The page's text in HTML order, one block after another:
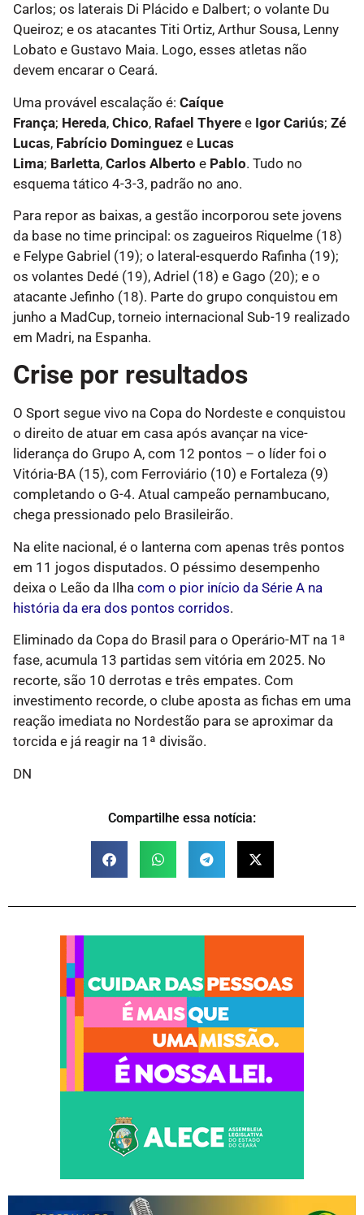
Carlos; os laterais Di Plácido e Dalbert; o volante Du
Queiroz; e os atacantes Titi Ortiz, Arthur Sousa, Lenny
Lobato e Gustavo Maia. Logo, esses atletas não
devem encarar o Ceará.
Uma provável escalação é: Caíque
França; Hereda, Chico, Rafael Thyere e Igor Cariús; Zé
Lucas, Fabrício Dominguez e Lucas
Lima; Barletta, Carlos Alberto e Pablo. Tudo no
esquema tático 4-3-3, padrão no ano.
Para repor as baixas, a gestão incorporou sete jovens
da base no time principal: os zagueiros Riquelme (18)
e ⁠⁠Felype Gabriel (19); o lateral-esquerdo ⁠Rafinha (19);
os volantes ⁠Dedé (19), ⁠Adriel (18) e ⁠Gago (20); e o
atacante ⁠Jefinho (18). Parte do grupo conquistou em
junho a MadCup, torneio internacional Sub-19 realizado
em Madri, na Espanha.
Crise por resultados
O Sport segue vivo na Copa do Nordeste e conquistou
o direito de atuar em casa após avançar na vice-
liderança do Grupo A, com 12 pontos – o líder foi o
Vitória-BA (15), com Ferroviário (10) e Fortaleza (9)
completando o G-4. Atual campeão pernambucano,
chega pressionado pelo Brasileirão.
Na elite nacional, é o lanterna com apenas três pontos
em 11 jogos disputados. O péssimo desempenho
deixa o Leão da Ilha com o pior início da Série A na
história da era dos pontos corridos.
Eliminado da Copa do Brasil para o Operário-MT na 1ª
fase, acumula 13 partidas sem vitória em 2025. No
recorte, são 10 derrotas e três empates. Com
investimento recorde, o clube aposta as fichas em uma
reação imediata no Nordestão para se aproximar da
torcida e já reagir na 1ª divisão.
DN
Compartilhe essa notícia: